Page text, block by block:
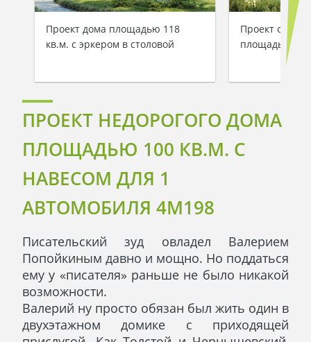
Проект дома площадью 118
кв.м. с эркером в столовой
Проект
площадью
ПРОЕКТ НЕДОРОГОГО ДОМА
ПЛОЩАДЬЮ 100 КВ.М. С
НАВЕСОМ ДЛЯ 1
АВТОМОБИЛЯ 4M198
Писательский зуд овладел Валерием
Попойкиным давно и мощно. Но поддаться
ему у «писателя» раньше не было никакой
возможности.
Валерий ну просто обязан был жить один в
двухэтажном домике с приходящей